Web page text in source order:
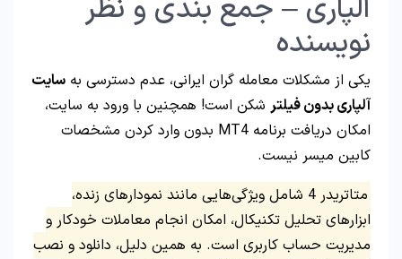
آلپاری – جمع بندی و نظر
نویسنده
یکی از مشکلات معامله گران ایرانی، عدم دسترسی به سایت
آلپاری بدون فیلتر شکن است! همچنین با ورود به سایت،
امکان دریافت برنامه MT4 بدون وارد کردن مشخصات
کابین میسر نیست.
متاتریدر 4 شامل ویژگی‌هایی مانند نمودارهای زنده،
ابزارهای تحلیل تکنیکال، امکان انجام معاملات خودکار و
مدیریت حساب کاربری است. به همین دلیل، دانلود و نصب